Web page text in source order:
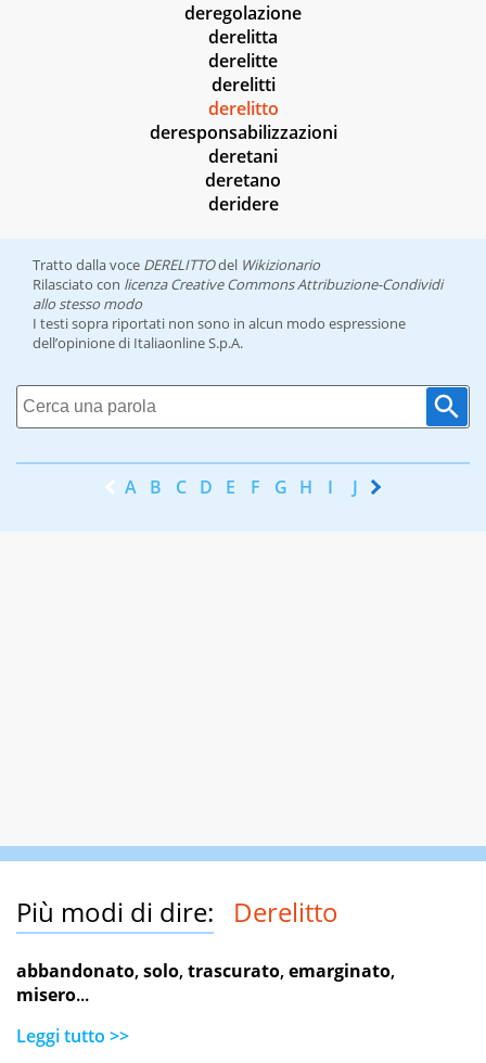
deregolazione
derelitta
derelitte
derelitti
derelitto
deresponsabilizzazioni
deretani
deretano
deridere
Tratto dalla voce DERELITTOdel Wikizionario
Rilasciato con licenza Creative Commons Attribuzione-Condividi
allo stesso modo
I testi sopra riportati non sono in alcun modo espressione
dell’opinione di Italiaonline S.p.A.
A B C D E F G H I J K
Più modi di dire: Derelitto
abbandonato,solo,trascurato,emarginato,
misero...
Leggi tutto >>